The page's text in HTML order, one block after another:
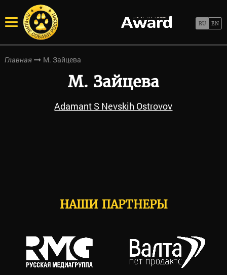
Главная М. Зайцева
М. Зайцева
Adamant S Nevskih Ostrovov
НАШИ ПАРТНЕРЫ